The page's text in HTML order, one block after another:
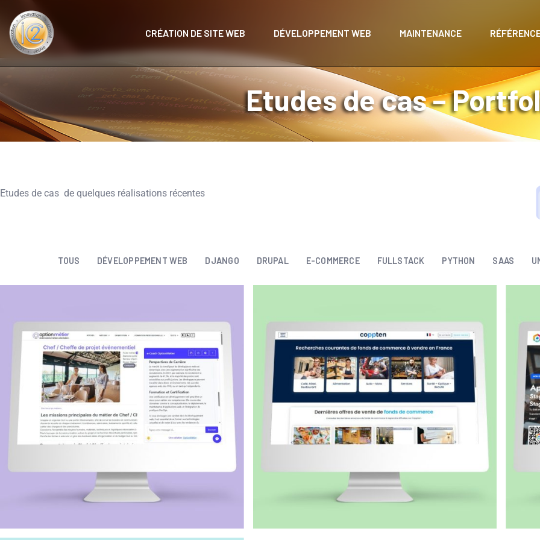
CRÉATION DE SITE WEB DÉVELOPPEMENT WEB MAINTENANCE
Etudes de cas –
Etudes de cas de quelques réalisations récentes
TOUS DÉVELOPPEMENT WEB DJANGO DRUPAL E-COMMERCE FULLSTACK PYTHON SAAS
DÉVELOPPEMENT WEB DÉVELOPPEMENT WEB